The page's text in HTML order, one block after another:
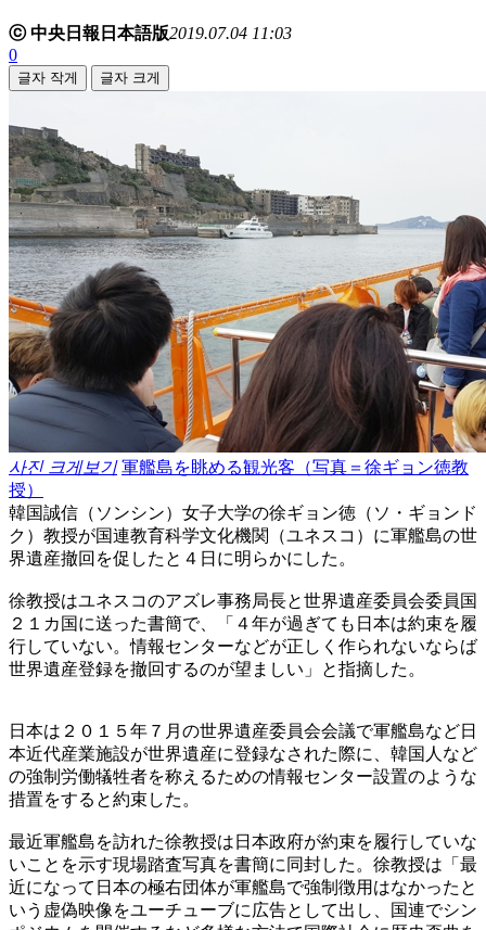
ⓒ 中央日報日本語版2019.07.04 11:03
0
글자 작게 글자 크게
사진 크게보기 軍艦島を眺める観光客（写真＝徐ギョン徳教
授）
韓国誠信（ソンシン）女子大学の徐ギョン徳（ソ・ギョンド
ク）教授が国連教育科学文化機関（ユネスコ）に軍艦島の世
界遺産撤回を促したと４日に明らかにした。
徐教授はユネスコのアズレ事務局長と世界遺産委員会委員国
２１カ国に送った書簡で、「４年が過ぎても日本は約束を履
行していない。情報センターなどが正しく作られないならば
世界遺産登録を撤回するのが望ましい」と指摘した。
日本は２０１５年７月の世界遺産委員会会議で軍艦島など日
本近代産業施設が世界遺産に登録なされた際に、韓国人など
の強制労働犠牲者を称えるための情報センター設置のような
措置をすると約束した。
最近軍艦島を訪れた徐教授は日本政府が約束を履行していな
いことを示す現場踏査写真を書簡に同封した。徐教授は「最
近になって日本の極右団体が軍艦島で強制徴用はなかったと
いう虚偽映像をユーチューブに広告として出し、国連でシン